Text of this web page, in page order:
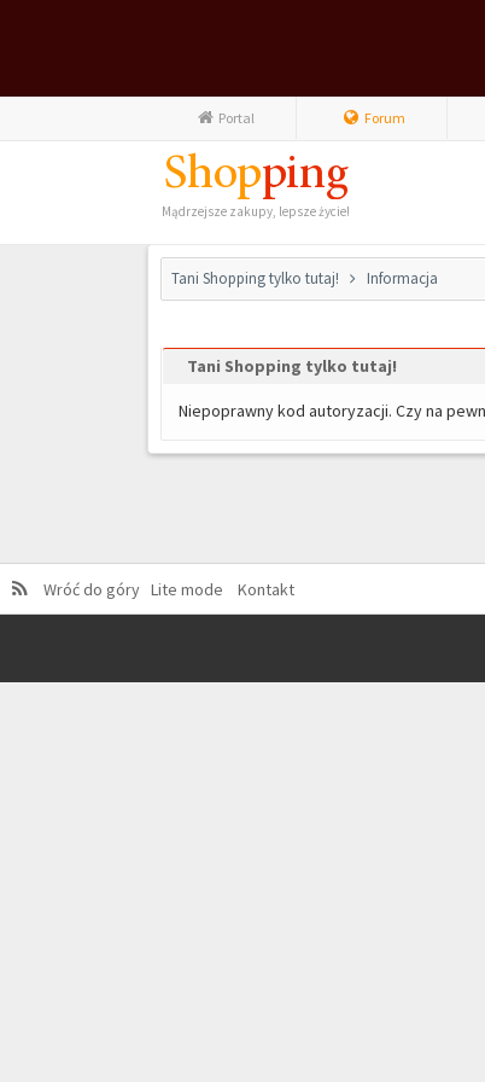
Portal Forum
Mądrzejsze zakupy, lepsze życie!
Tani Shopping tylko tutaj! Informacja
Tani Shopping tylko tutaj!
Niepoprawny kod autoryzacji. Czy na
Wróć do góry Lite mode
Kontakt